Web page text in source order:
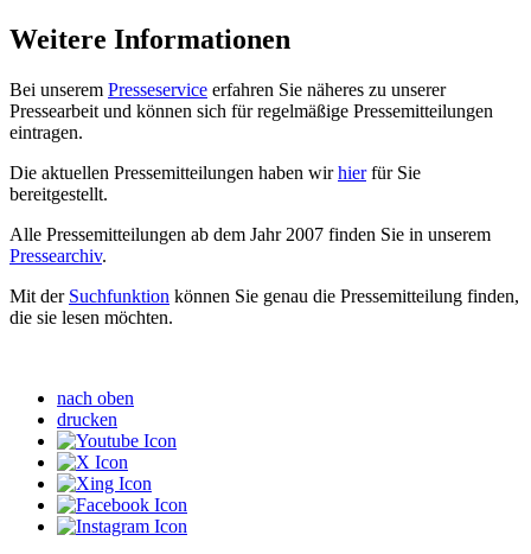
Weitere Informationen
Bei unserem Presseservice erfahren Sie näheres zu unserer
Pressearbeit und können sich für regelmäßige Pressemitteilungen
eintragen.
Die aktuellen Pressemitteilungen haben wirhierfür Sie
bereitgestellt.
Alle Pressemitteilungen ab dem Jahr 2007 finden Sie in unserem
Pressearchiv.
Mit der Suchfunktion können Sie genau die Pressemitteilung finden,
die sie lesen möchten.
nach oben
drucken